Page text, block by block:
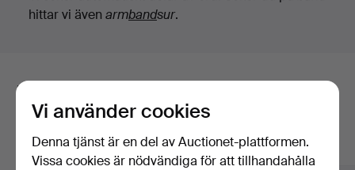
hittar vi även armbandsur.
Här är föremål från vårt arkiv som
matchar din sökning
Visa alla föremål
Vi använder cookies
Denna tjänst är en del av Auctionet-plattformen.
Vissa cookies är nödvändiga för att tillhandahålla